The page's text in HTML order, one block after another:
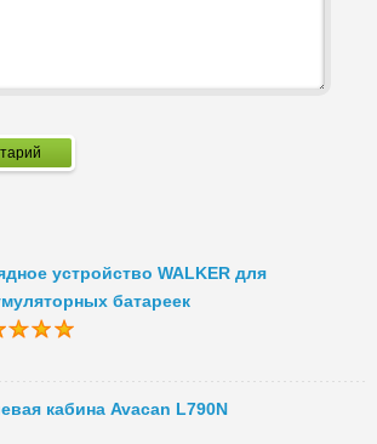
устройство WALKER для
батареек
кабина Avacan L790N